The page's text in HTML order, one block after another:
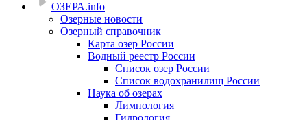
ОЗЕРА.info
Озерные новости
Озерный справочник
Карта озер России
Водный реестр России
Список озер России
Список водохранилищ России
Наука об озерах
Лимнология